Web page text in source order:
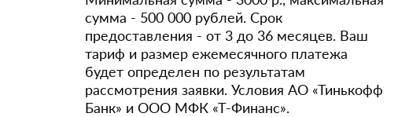
сумма - 500 000 рублей. Срок
предоставления - от 3 до 36 месяцев. Ваш
тариф и размер ежемесячного платежа
будет определен по результатам
рассмотрения заявки. Условия АО «Тинькофф
Банк» и ООО МФК «Т-Финанс».